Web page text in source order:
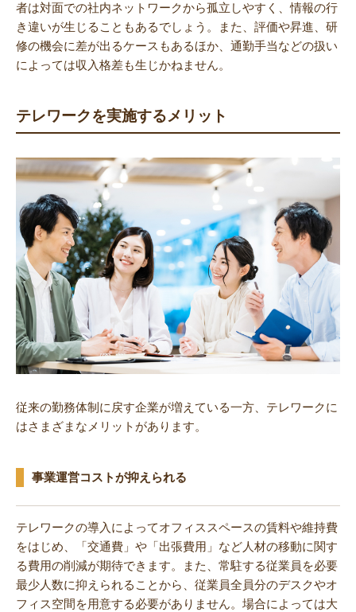
者は対面での社内ネットワークから孤立しやすく、情報の行
き違いが生じることもあるでしょう。また、評価や昇進、研
修の機会に差が出るケースもあるほか、通勤手当などの扱い
によっては収入格差も生じかねません。
テレワークを実施するメリット
従来の勤務体制に戻す企業が増えている一方、テレワークに
はさまざまなメリットがあります。
事業運営コストが抑えられる
テレワークの導入によってオフィススペースの賃料や維持費
をはじめ、「交通費」や「出張費用」など人材の移動に関す
る費用の削減が期待できます。また、常駐する従業員を必要
最少人数に抑えられることから、従業員全員分のデスクやオ
フィス空間を用意する必要がありません。場合によっては大